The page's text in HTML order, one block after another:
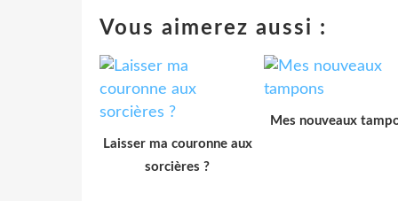
Vous aimerez aussi :
Laisser ma couronne aux
sorcières ?
Mes nouveaux